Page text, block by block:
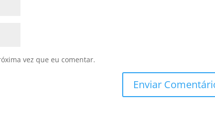
vez que eu comentar.